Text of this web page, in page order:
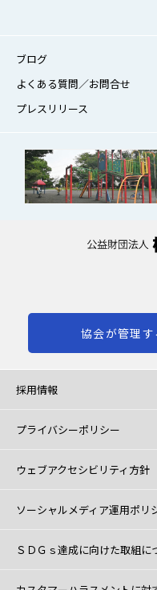
ブログ
よくある質問／お問合せ
プレスリリース
協会が管理
採用情報
プライバシーポリシー
ウェブアクセシビリティ方針
ソーシャルメディア運用ポリ
ＳＤＧｓ達成に向けた取組に